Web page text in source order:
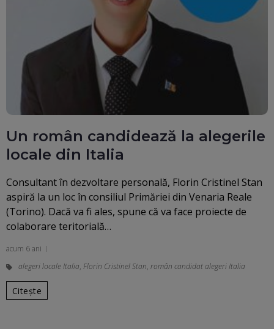
Un român candidează la alegerile
locale din Italia
Consultant în dezvoltare personală, Florin Cristinel Stan
aspiră la un loc în consiliul Primăriei din Venaria Reale
(Torino). Dacă va fi ales, spune că va face proiecte de
colaborare teritorială…
acum 6 ani
alegeri locale Italia, Florin Cristinel Stan, român candidat alegeri Italia
Citește